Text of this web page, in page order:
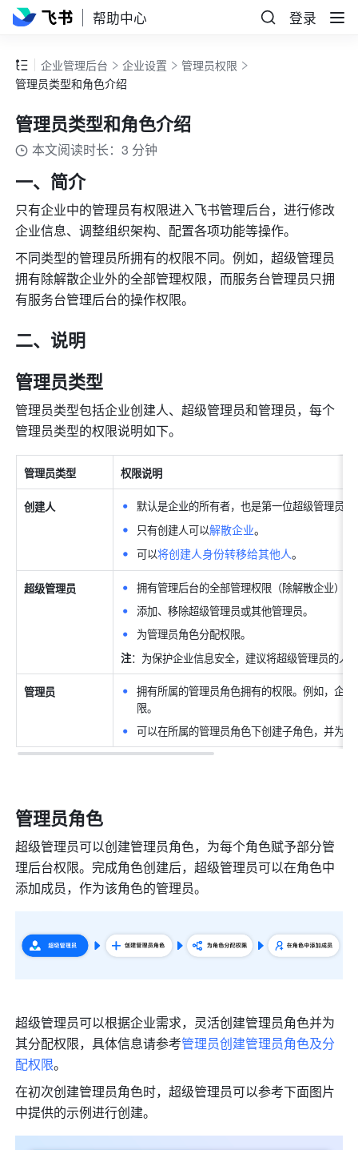
帮助中心 登录
企业管理后台 企业设置
管理员权限
管理员类型和角色介绍
管理员类型和角色介绍
本文阅读时长：3 分钟
一、简介
只有企业中的管理员有权限进入飞书管理后台，进行修改
企业信息、调整组织架构、配置各项功能等操作。
不同类型的管理员所拥有的权限不同。例如，超级管理员
拥有除解散企业外的全部管理权限，而服务台管理员只拥
有服务台管理后台的操作权限。
二、说明
管理员类型
管理员类型包括企业创建人、超级管理员和管理员，每个
管理员类型的权限说明如下。
管理员类型 权限说明
创建人
默认是企业的所有者，也是第一位超级管理员
只有创建人可以解散企业。
可以将创建人身份转移给其他人。
超级管理员
拥有管理后台的全部管理权限（除解散企业）。
添加、移除超级管理员或其他管理员。
为管理员角色分配权限。
注：为保护企业信息安全，建议将超级管理员的人
管理员
拥有所属的管理员角色拥有的权限。例如，企
限。
可以在所属的管理员角色下创建子角色，并为
管理员角色
超级管理员可以创建管理员角色，为每个角色赋予部分管
理后台权限。完成角色创建后，超级管理员可以在角色中
添加成员，作为该角色的管理员。
超级管理员可以根据企业需求，灵活创建管理员角色并为
其分配权限，具体信息请参考管理员创建管理员角色及分
配权限。
在初次创建管理员角色时，超级管理员可以参考下面图片
中提供的示例进行创建。